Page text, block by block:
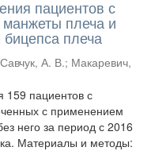
пациентов с
плеча и
плеча
Савчук, А. В.; Макаревич,
159 пациентов с
с применением
него за период с 2016
Материалы и методы: